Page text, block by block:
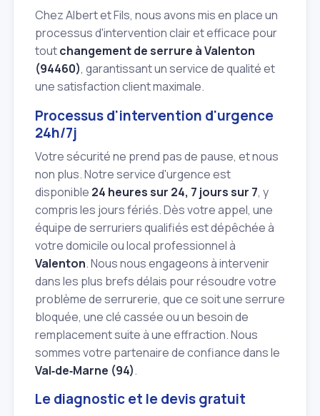
Chez Albert et Fils, nous avons mis en place un
processus d'intervention clair et efficace pour
toutchangement de serrure à Valenton
(94460), garantissant un service de qualité et
une satisfaction client maximale.
Processus d'intervention d'urgence
24h/7j
Votre sécurité ne prend pas de pause, et nous
non plus. Notre service d'urgence est
disponible 24 heures sur 24, 7 jours sur 7, y
compris les jours fériés. Dès votre appel, une
équipe de serruriers qualifiés est dépêchée à
votre domicile ou local professionnel à
Valenton. Nous nous engageons à intervenir
dans les plus brefs délais pour résoudre votre
problème de serrurerie, que ce soit une serrure
bloquée, une clé cassée ou un besoin de
remplacement suite à une effraction. Nous
sommes votre partenaire de confiance dans le
Val‑de‑Marne (94).
Le diagnostic et le devis gratuit